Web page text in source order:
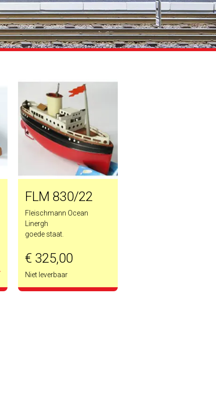
FLM 830/22
Fleischmann Ocean
Linergh
goede staat.
€ 325,00
Niet leverbaar